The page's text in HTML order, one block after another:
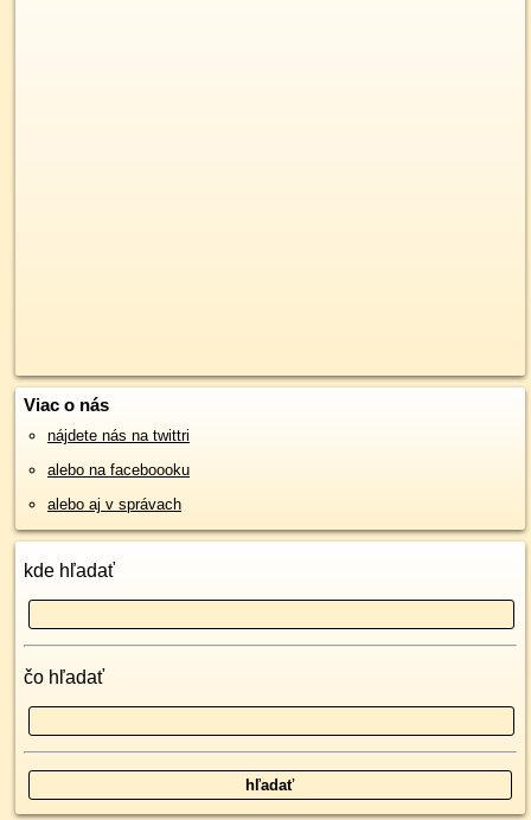
Viac o nás
nájdete nás na twittri
alebo na faceboooku
alebo aj v správach
kde hľadať
čo hľadať